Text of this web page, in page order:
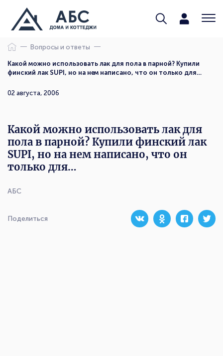
Вопросы и ответы
Какой можно использовать лак для пола в парной? Купили
финский лак SUPI, но на нем написано, что он только для…
АБС
02 августа, 2006
Какой можно использовать лак для
пола в парной? Купили финский лак
SUPI, но на нем написано, что он
только для…
Поделиться